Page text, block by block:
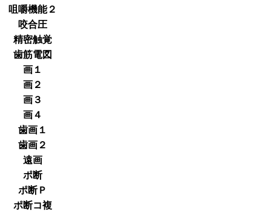
咀嚼機能２
咬合圧
精密触覚
歯筋電図
画１
画２
画３
画４
歯画１
歯画２
遠画
ポ断
ポ断Ｐ
ポ断コ複